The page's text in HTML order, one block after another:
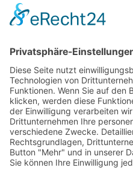
Wir verwenden die im
E‑Mail‑Adresse, um Sie
ähnliche eigene
insbesondere zu
Vertiefungen und
den Bereichen Coaching
Die Verarbeitung erfolgt
Abs. 3 UWG. Sie
E‑Mail‑Adresse zu